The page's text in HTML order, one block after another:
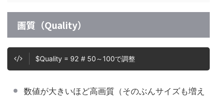
画質（Quality）
$Quality = 92 # 50～100で調整
数値が大きいほど高画質（そのぶんサイズも増え